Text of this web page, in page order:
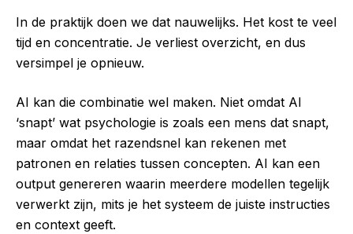
In de praktijk doen we dat nauwelijks. Het kost te veel
tijd en concentratie. Je verliest overzicht, en dus
versimpel je opnieuw.
AI kan die combinatie wel maken. Niet omdat AI
‘snapt’ wat psychologie is zoals een mens dat snapt,
maar omdat het razendsnel kan rekenen met
patronen en relaties tussen concepten. AI kan een
output genereren waarin meerdere modellen tegelijk
verwerkt zijn, mits je het systeem de juiste instructies
en context geeft.